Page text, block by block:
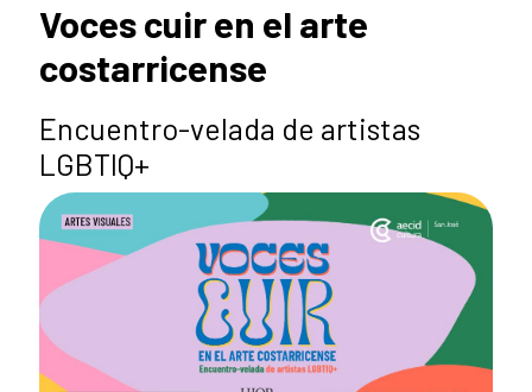
Voces cuir en el arte
costarricense
Encuentro-velada de artistas
LGBTIQ+